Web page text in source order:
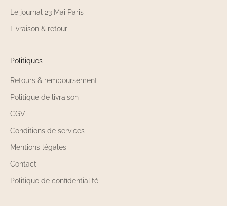
Le journal 23 Mai Paris
Livraison & retour
Politiques
Retours & remboursement
Politique de livraison
CGV
Conditions de services
Mentions légales
Contact
Politique de confidentialité